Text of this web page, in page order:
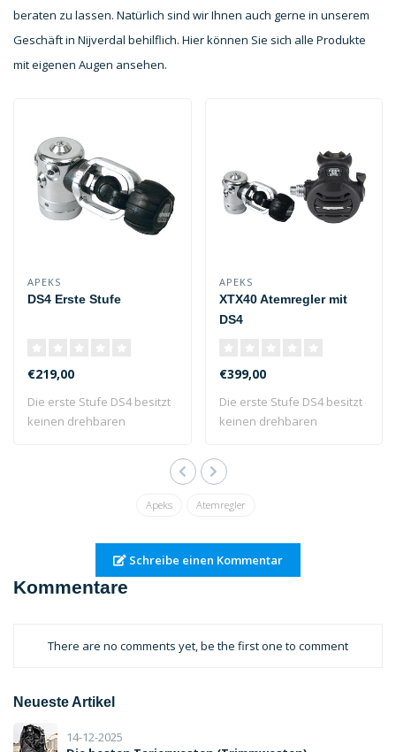
beraten zu lassen. Natürlich sind wir Ihnen auch gerne in unserem
Geschäft in Nijverdal behilflich. Hier können Sie sich alle Produkte
mit eigenen Augen ansehen.
APEKS
DS4 Erste Stufe
€219,00
Die erste Stufe DS4 besitzt
keinen drehbaren
APEKS
XTX40 Atemregler mit
DS4
€399,00
Die erste Stufe DS4 besitzt
keinen drehbaren
Apeks Atemregler
Schreibe einen Kommentar
Kommentare
There are no comments yet, be the first one to comment
Neueste Artikel
14-12-2025